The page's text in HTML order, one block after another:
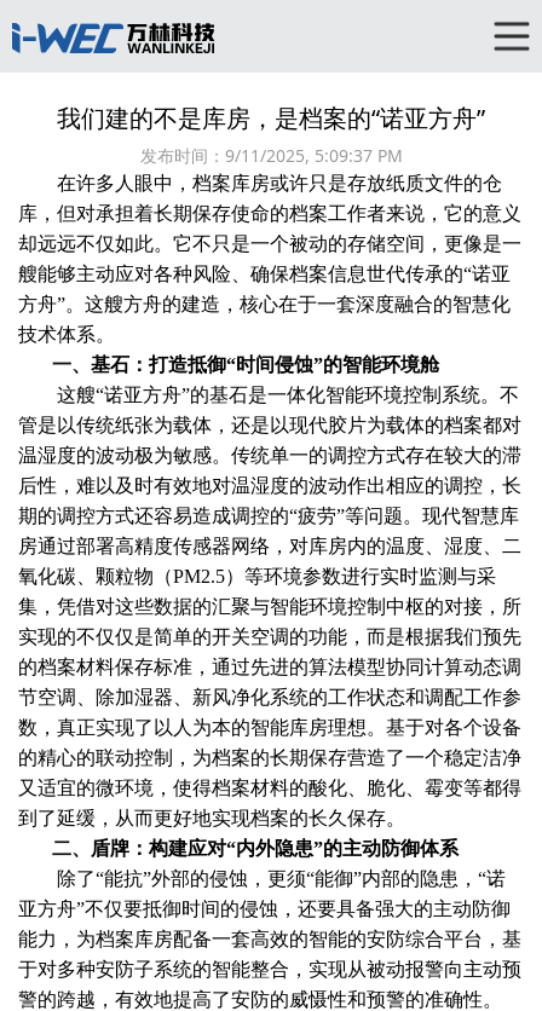
我们建的不是库房，是档案的“诺亚方舟”
发布时间： 9/11/2025, 5:09:37 PM
在许多人眼中，档案库房或许只是存放纸质文件的仓
库，但对承担着长期保存使命的档案工作者来说，它的意义
却远远不仅如此。它不只是一个被动的存储空间，更像是一
艘能够主动应对各种风险、确保档案信息世代传承的“诺亚
方舟”。这艘方舟的建造，核心在于一套深度融合的智慧化
技术体系。
一、 基石：打造抵御“时间侵蚀”的智能环境舱
这艘“诺亚方舟”的基石是一体化智能环境控制系统。不
管是以传统纸张为载体，还是以现代胶片为载体的档案都对
温湿度的波动极为敏感。传统单一的调控方式存在较大的滞
后性，难以及时有效地对温湿度的波动作出相应的调控，长
期的调控方式还容易造成调控的“疲劳”等问题。现代智慧库
房通过部署高精度传感器网络，对库房内的温度、湿度、二
氧化碳、颗粒物（PM2.5）等环境参数进行实时监测与采
集，凭借对这些数据的汇聚与智能环境控制中枢的对接，所
实现的不仅仅是简单的开关空调的功能，而是根据我们预先
的档案材料保存标准，通过先进的算法模型协同计算动态调
节空调、除加湿器、新风净化系统的工作状态和调配工作参
数，真正实现了以人为本的智能库房理想。基于对各个设备
的精心的联动控制，为档案的长期保存营造了一个稳定洁净
又适宜的微环境，使得档案材料的酸化、脆化、霉变等都得
到了延缓，从而更好地实现档案的长久保存。
二、
盾牌：构建应对“内外隐患”的主动防御体系
除了“能抗”外部的侵蚀，更须“能御”内部的隐患，“诺
亚方舟”不仅要抵御时间的侵蚀，还要具备强大的主动防御
能力，为档案库房配备一套高效的智能的安防综合平台，基
于对多种安防子系统的智能整合，实现从被动报警向主动预
警的跨越，有效地提高了安防的威慑性和预警的准确性。